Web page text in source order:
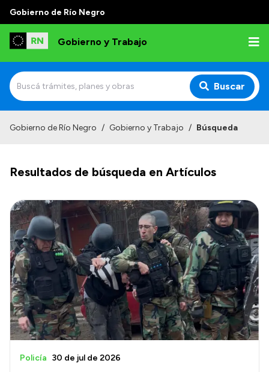
Gobierno de Río Negro
Gobierno y Trabajo
Buscar
Misión
Autoridades, Áreas y Organismos
Delegaciones
Normativa
Transparencia
Presupuesto
Boletín Oficial
Compras y licitaciones
Gobierno de Río Negro / Gobierno y Trabajo / Búsqueda
Resultados de búsqueda en Artículos
Policía 30 de jul de 2026